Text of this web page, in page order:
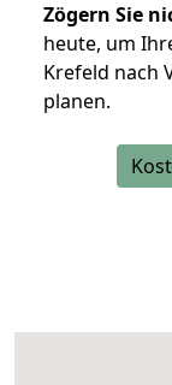
Zögern Sie
heute, um
Krefeld nach
planen.